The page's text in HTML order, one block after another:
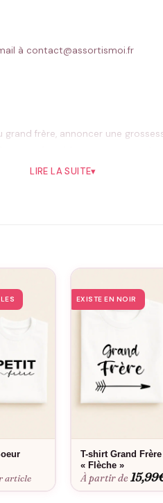
à contact@assortismoi.fr
frère, annoncer une
photos.
Grand Frère «
Un message qui compte
C’est simple : chaque fois que
facile et
Résultat : uncadeau unique
LIRE LA SUITE▾
article
EXISTE EN NOIR
T-shirt Grand
« Flèche »
À partir de15,99